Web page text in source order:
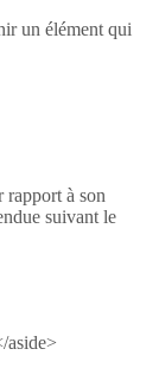
un élément qui
rapport à son
suivant le
aside>